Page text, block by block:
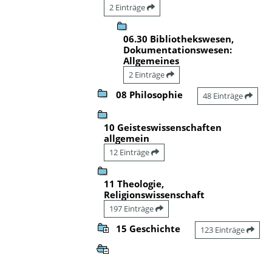
2 Einträge
06.30 Bibliothekswesen,
Dokumentationswesen:
Allgemeines
2 Einträge
08 Philosophie 48 Einträge
10 Geisteswissenschaften
allgemein
12 Einträge
11 Theologie,
Religionswissenschaft
197 Einträge
15 Geschichte 123 Einträge